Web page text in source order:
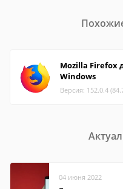
Mozilla Firefox
Windows
Версия: 152.0.4
04 июня 2022